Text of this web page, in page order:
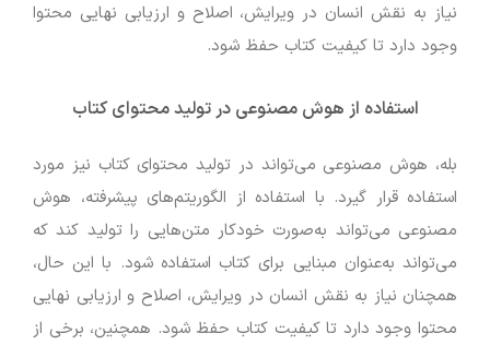
نیاز به نقش انسان در ویرایش، اصلاح و ارزیابی نهایی محتوا
وجود دارد تا کیفیت کتاب حفظ شود.
استفاده از هوش مصنوعی در تولید محتوای کتاب
بله، هوش مصنوعی می‌تواند در تولید محتوای کتاب نیز مورد
استفاده قرار گیرد. با استفاده از الگوریتم‌های پیشرفته، هوش
مصنوعی می‌تواند به‌صورت خودکار متن‌هایی را تولید کند که
می‌تواند به‌عنوان مبنایی برای کتاب استفاده شود. با این حال،
همچنان نیاز به نقش انسان در ویرایش، اصلاح و ارزیابی نهایی
محتوا وجود دارد تا کیفیت کتاب حفظ شود. همچنین، برخی از